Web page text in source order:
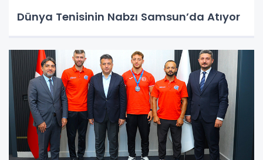
Dünya Tenisinin Nabzı Samsun’da Atıyor